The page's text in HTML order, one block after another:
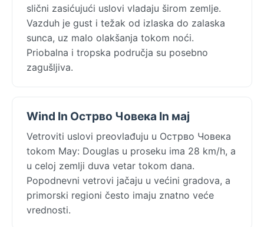
slični zasićujući uslovi vladaju širom zemlje.
Vazduh je gust i težak od izlaska do zalaska
sunca, uz malo olakšanja tokom noći.
Priobalna i tropska područja su posebno
zagušljiva.
Wind In Острво Човека In мај
Vetroviti uslovi preovlađuju u Острво Човека
tokom May: Douglas u proseku ima 28 km/h, a
u celoj zemlji duva vetar tokom dana.
Popodnevni vetrovi jačaju u većini gradova, a
primorski regioni često imaju znatno veće
vrednosti.